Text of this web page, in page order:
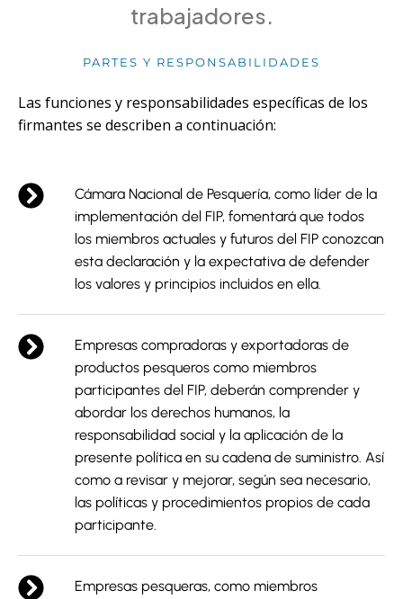
trabajadores.
PARTES Y RESPONSABILIDADES
Las funciones y responsabilidades específicas de los
firmantes se describen a continuación:
Cámara Nacional de Pesquería, como líder de la
implementación del FIP, fomentará que todos
los miembros actuales y futuros del FIP conozcan
esta declaración y la expectativa de defender
los valores y principios incluidos en ella.
Empresas compradoras y exportadoras de
productos pesqueros como miembros
participantes del FIP, deberán comprender y
abordar los derechos humanos, la
responsabilidad social y la aplicación de la
presente política en su cadena de suministro. Así
como a revisar y mejorar, según sea necesario,
las políticas y procedimientos propios de cada
participante.
Empresas pesqueras, como miembros